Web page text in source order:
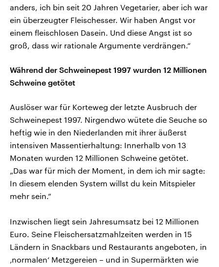
anders, ich bin seit 20 Jahren Vegetarier, aber ich war
ein überzeugter Fleischesser. Wir haben Angst vor
einem fleischlosen Dasein. Und diese Angst ist so
groß, dass wir rationale Argumente verdrängen.“
Während der Schweinepest 1997 wurden 12 Millionen
Schweine getötet
Auslöser war für Korteweg der letzte Ausbruch der
Schweinepest 1997. Nirgendwo wütete die Seuche so
heftig wie in den Niederlanden mit ihrer äußerst
intensiven Massentierhaltung: Innerhalb von 13
Monaten wurden 12 Millionen Schweine getötet.
„Das war für mich der Moment, in dem ich mir sagte:
In diesem elenden System willst du kein Mitspieler
mehr sein.“
Inzwischen liegt sein Jahresumsatz bei 12 Millionen
Euro. Seine Fleischersatzmahlzeiten werden in 15
Ländern in Snackbars und Restaurants angeboten, in
‚normalen‘ Metzgereien – und in Supermärkten wie